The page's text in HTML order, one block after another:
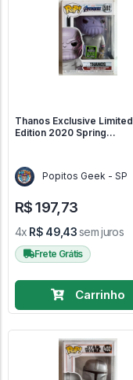
Thanos Exclusive Limited
Edition 2020 Spring
Popitos Geek - SP
R$ 197,73
4x R$ 49,43sem juros
Frete Grátis
Carrinho